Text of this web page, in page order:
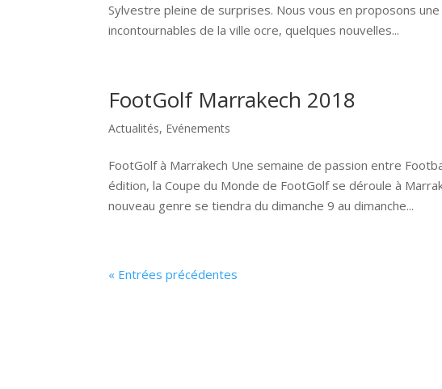
Sylvestre pleine de surprises. Nous vous en proposons
incontournables de la ville ocre, quelques nouvelles...
FootGolf Marrakech 2018
Actualités, Evénements
FootGolf à Marrakech Une semaine de passion entre
édition, la Coupe du Monde de FootGolf se déroule à
nouveau genre se tiendra du dimanche 9 au dimanche...
« Entrées précédentes